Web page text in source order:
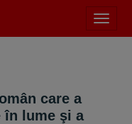
meniu
care a
în lume şi a